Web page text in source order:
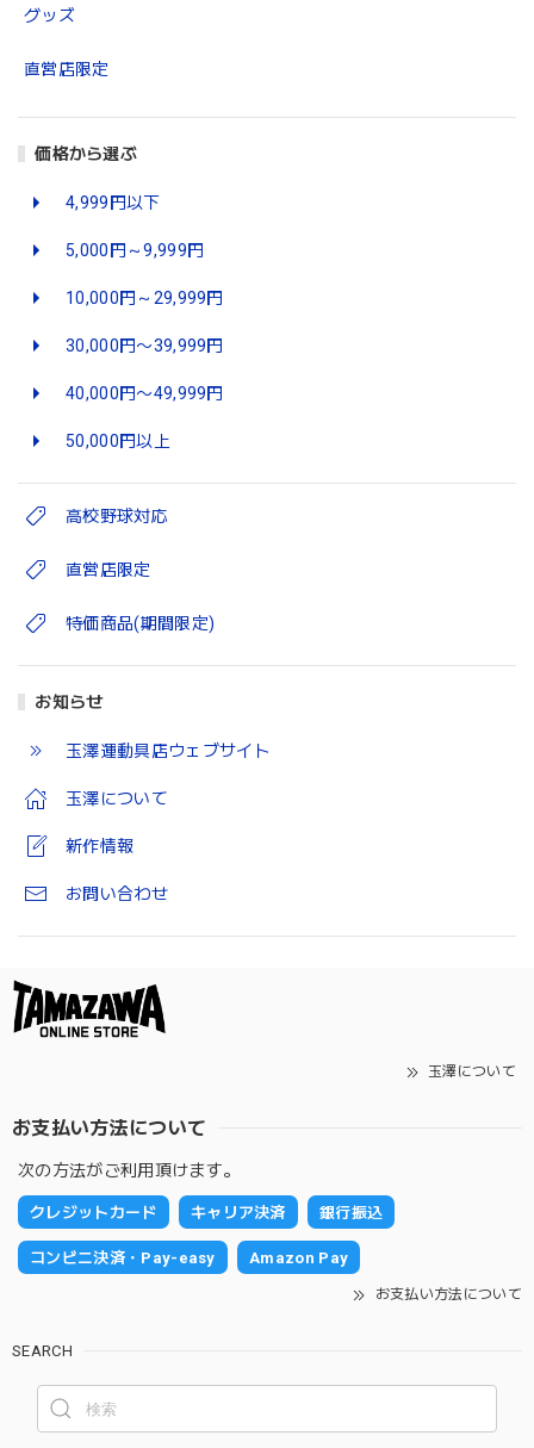
グッズ
直営店限定
価格から選ぶ
4,999円以下
5,000円～9,999円
10,000円～29,999円
30,000円〜39,999円
40,000円〜49,999円
50,000円以上
高校野球対応
直営店限定
特価商品(期間限定)
お知らせ
玉澤運動具店ウェブサイト
玉澤について
新作情報
お問い合わせ
玉澤について
お支払い方法について
次の方法がご利用頂けます。
クレジットカード キャリア決済 銀行振込
コンビニ決済・Pay-easy Amazon Pay
お支払い方法について
SEARCH